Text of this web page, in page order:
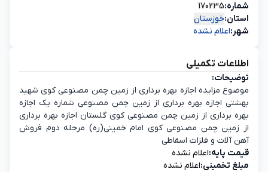
شماره:170235
استان:خوزستان
شهر:اعلام نشده
اطلاعات تکمیلی
توضیحات:
موضوع مزایده اجازه بهره برداری از زمین چمن مصنوعی کوی شهید
بهشتی اجازه بهره برداری از زمین چمن مصنوعی شماره یک اجازه
بهره برداری از زمین چمن مصنوعی کوی گلستان اجازه بهره برداری
از زمین چمن مصنوعی کوی امام خمینی(ره) مرحله دوم فروش
آهن آلات و فلزات اسقاطی
قیمت پایه:اعلام نشده
مبلغ تخمینی:اعلام نشده